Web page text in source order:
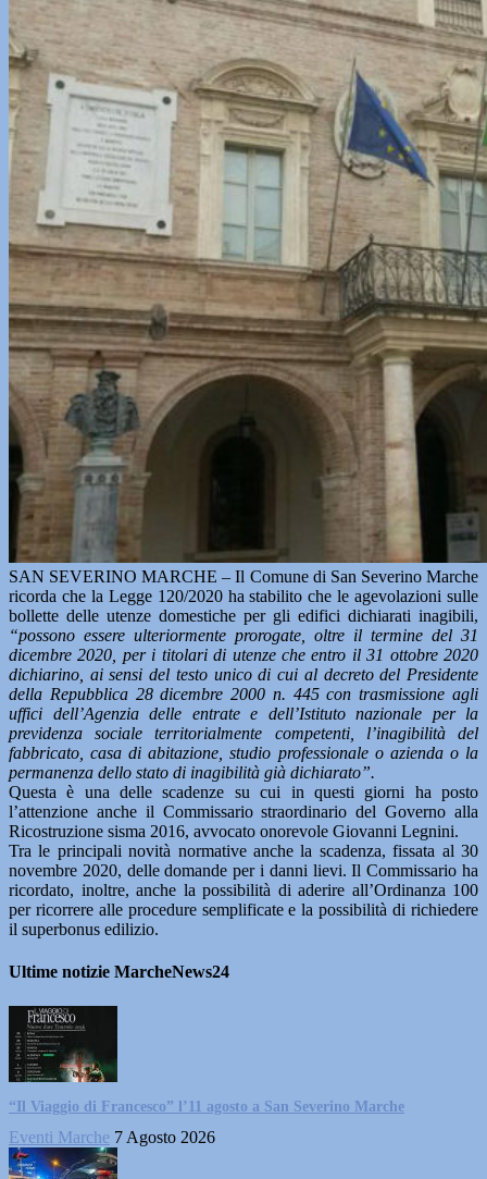
SAN SEVERINO MARCHE – Il Comune di San Severino Marche
ricorda che la Legge 120/2020 ha stabilito che le agevolazioni sulle
bollette delle utenze domestiche per gli edifici dichiarati inagibili,
“possono essere ulteriormente prorogate, oltre il termine del 31
dicembre 2020, per i titolari di utenze che entro il 31 ottobre 2020
dichiarino, ai sensi del testo unico di cui al decreto del Presidente
della Repubblica 28 dicembre 2000 n. 445 con trasmissione agli
uffici dell’Agenzia delle entrate e dell’Istituto nazionale per la
previdenza sociale territorialmente competenti, l’inagibilità del
fabbricato, casa di abitazione, studio professionale o azienda o la
permanenza dello stato di inagibilità già dichiarato”.
Questa è una delle scadenze su cui in questi giorni ha posto
l’attenzione anche il Commissario straordinario del Governo alla
Ricostruzione sisma 2016, avvocato onorevole Giovanni Legnini.
Tra le principali novità normative anche la scadenza, fissata al 30
novembre 2020, delle domande per i danni lievi. Il Commissario ha
ricordato, inoltre, anche la possibilità di aderire all’Ordinanza 100
per ricorrere alle procedure semplificate e la possibilità di richiedere
il superbonus edilizio.
Ultime notizie MarcheNews24
“Il Viaggio di Francesco” l’11 agosto a San Severino Marche
Eventi Marche 7 Agosto 2026